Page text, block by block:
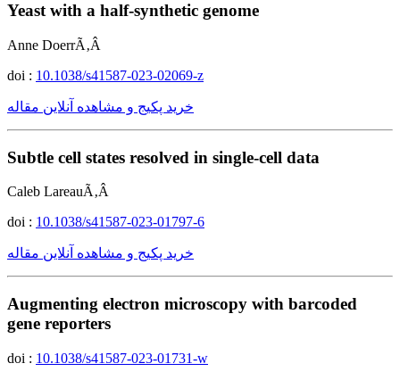
Yeast with a half-synthetic genome
Anne DoerrÃ‚Â
doi : 10.1038/s41587-023-02069-z
خرید پکیج و مشاهده آنلاین مقاله
Subtle cell states resolved in single-cell data
Caleb LareauÃ‚Â
doi : 10.1038/s41587-023-01797-6
خرید پکیج و مشاهده آنلاین مقاله
Augmenting electron microscopy with barcoded
gene reporters
doi : 10.1038/s41587-023-01731-w